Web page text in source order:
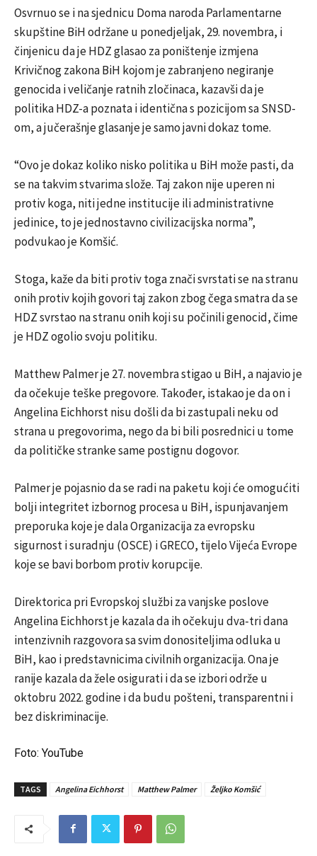
Osvrnuo se i na sjednicu Doma naroda Parlamentarne
skupštine BiH održane u ponedjeljak, 29. novembra, i
činjenicu da je HDZ glasao za poništenje izmjena
Krivičnog zakona BiH kojom je zabranjeno negiranje
genocida i veličanje ratnih zločinaca, kazavši da je
politika HDZ-a poznata i identična s pozicijom sa SNSD-
om, a jučerašnje glasanje je samo javni dokaz tome.
“Ovo je dokaz koliko nisko politika u BiH može pasti, da
se na takvim stvarima slože. Taj zakon nije uperen ni
protiv koga, niti jedne institucije ili administrativne
jedinice, to je jednostavno civilizacijska norma”,
podvukao je Komšić.
Stoga, kaže da biti protiv toga znači svrstati se na stranu
onih protiv kojih govori taj zakon zbog čega smatra da se
HDZ svrstao na stranu onih koji su počinili genocid, čime
je HDZ ogolio svoju politiku.
Matthew Palmer je 27. novembra stigao u BiH, a najavio je
da očekuje teške pregovore. Također, istakao je da on i
Angelina Eichhorst nisu došli da bi zastupali neku od
strana u pregovorima, nego da bi bili posrednici u tome
da političke stranke same postignu dogovor.
Palmer je pojasnio da se radi na paketu koji će omogućiti
bolji integritet izbornog procesa u BiH, ispunjavanjem
preporuka koje je dala Organizacija za evropsku
sigurnost i suradnju (OSCE) i GRECO, tijelo Vijeća Evrope
koje se bavi borbom protiv korupcije.
Direktorica pri Evropskoj službi za vanjske poslove
Angelina Eichhorst je kazala da ih očekuju dva-tri dana
intenzivnih razgovora sa svim donositeljima odluka u
BiH, kao i predstavnicima civilnih organizacija. Ona je
ranije kazala da žele osigurati i da se izbori održe u
oktobru 2022. godine i da budu pošteni, transparentni i
bez diskriminacije.
Foto: YouTube
TAGS Angelina Eichhorst Matthew Palmer Željko Komšić